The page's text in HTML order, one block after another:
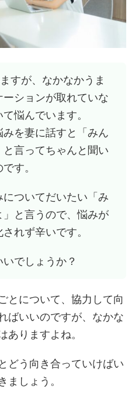
すが、なかなかうま
ーションが取れていな
悩んでいます。
みを妻に話すと「みん
と言ってちゃんと聞い
す。
ついてだいたい「み
」と言うので、悩みが
れず辛いです。
でしょうか？
とについて、協力して向
ばいいのですが、なかな
ありますよね。
どう向き合っていけばい
ましょう。